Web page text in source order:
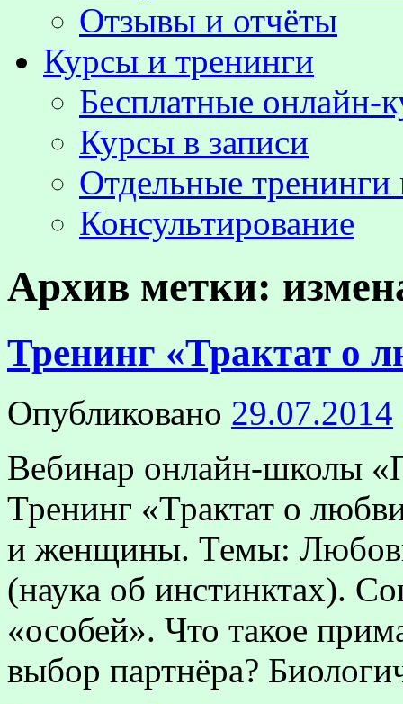
Отзывы и отчёты
Курсы и тренинги
Бесплатные онлайн-
Курсы в записи
Отдельные тренинги
Консультирование
Архив метки:
Тренинг «Трактат о
Опубликовано 29.07.2014
Вебинар онлайн-школы
Тренинг «Трактат о
и женщины. Темы: Любовь
(наука об инстинктах).
«особей». Что такое
выбор партнёра?